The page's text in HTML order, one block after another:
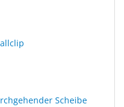
Klapp mit Metallclip